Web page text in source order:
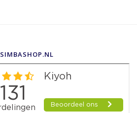
SIMBASHOP.NL